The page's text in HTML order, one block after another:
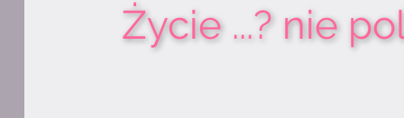
Życie ...? nie